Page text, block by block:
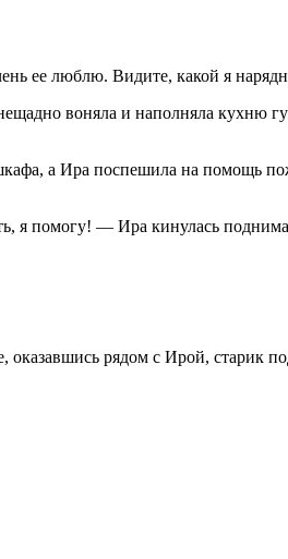
ее люблю. Видите, какой я
нещадно воняла и наполняла кухню
шкафа, а Ира поспешила на помощь
я помогу! — Ира кинулась
рядом с Ирой, старик